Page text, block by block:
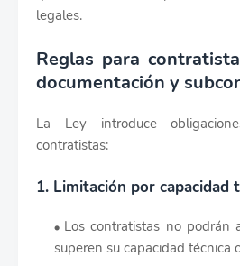
legales.
Reglas para
documentación y
La Ley introduce
contratistas:
1. Limitación por capacidad
Los contratistas no podrán
superen su capacidad técnica